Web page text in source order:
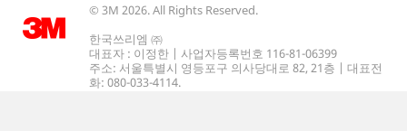
© 3M 2026. All Rights Reserved.
한국쓰리엠 ㈜
대표자 : 이정한 | 사업자등록번호 116-81-06399
주소: 서울특별시 영등포구 의사당대로 82, 21층 | 대표전
화: 080-033-4114.